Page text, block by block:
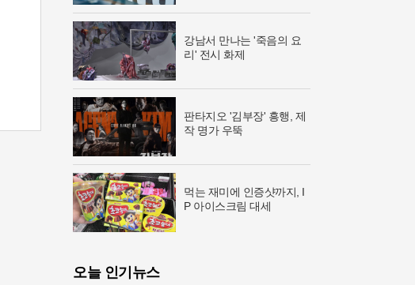
강남서 만나는 '죽음의 요
리' 전시 화제
판타지오 '김부장' 흥행, 제
작 명가 우뚝
먹는 재미에 인증샷까지, I
P 아이스크림 대세
오늘 인기뉴스